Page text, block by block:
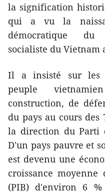
la signification
qui a vu la
démocratique du
socialiste du Vietnam
Il a insisté sur les
peuple
construction, de
du pays au cours des
la direction du Parti
D'un pays pauvre et
est devenu une
croissance
(PIB) d'environ 6